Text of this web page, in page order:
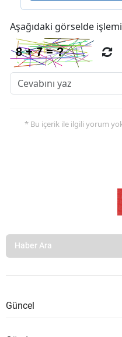
Aşağıdaki görselde
* Bu içerik ile ilgili yorum
Güncel